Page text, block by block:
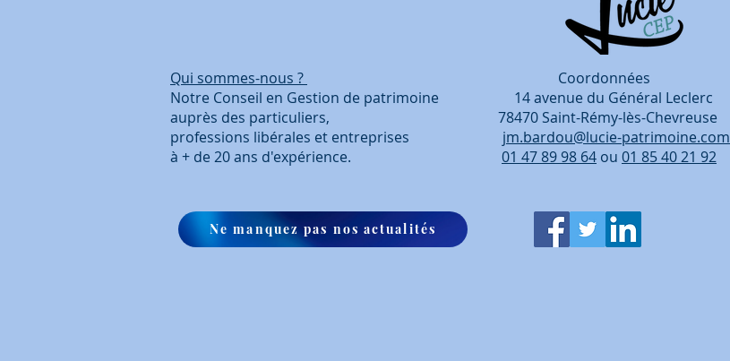
Qui sommes-nous ?
Coordonnées
Notre Conseil en Gestion de patrimoine 14 avenue du Général Leclerc
auprès des particuliers, 78470 Saint-Rémy-lès-Chevreuse
professions libérales et entreprises jm.bardou@lucie-patrimoine.com
à + de 20 ans d'expérience. 01 47 89 98 64 ou 01 85 40 21 92
Ne manquez pas nos actualités